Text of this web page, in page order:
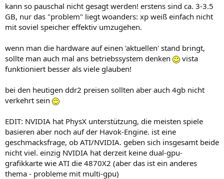
kann so pauschal nicht gesagt werden! erstens sind ca. 3-3.5
GB, nur das "problem" liegt woanders: xp weiß einfach nicht
mit soviel speicher effektiv umzugehen.
wenn man die hardware auf einen 'aktuellen' stand bringt,
sollte man auch mal ans betriebssystem denken
vista
funktioniert besser als viele glauben!
bei den heutigen ddr2 preisen sollten aber auch 4gb nicht
verkehrt sein
EDIT: NVIDIA hat PhysX unterstützung, die meisten spiele
basieren aber noch auf der Havok-Engine. ist eine
geschmacksfrage, ob ATI/NVIDIA. geben sich insgesamt beide
nicht viel. einzig NVIDIA hat derzeit keine dual-gpu-
grafikkarte wie ATI die 4870X2 (aber das ist ein anderes
thema - probleme mit multi-gpu)